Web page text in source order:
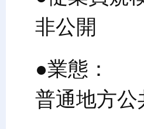
非公開
●業態：
普通地方公